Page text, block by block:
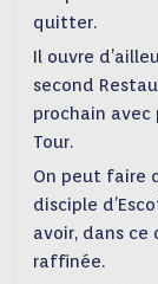
quitter.
Il ouvre
second
prochain avec
Tour.
On peut faire
disciple
avoir, dans
raffinée.